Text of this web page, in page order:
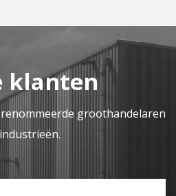
klanten
groothandelaren